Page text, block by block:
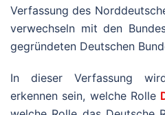
Verfassung des
verwechseln mit den
gegründeten Deutschen
In dieser Verfassung
erkennen sein, welche Rolle